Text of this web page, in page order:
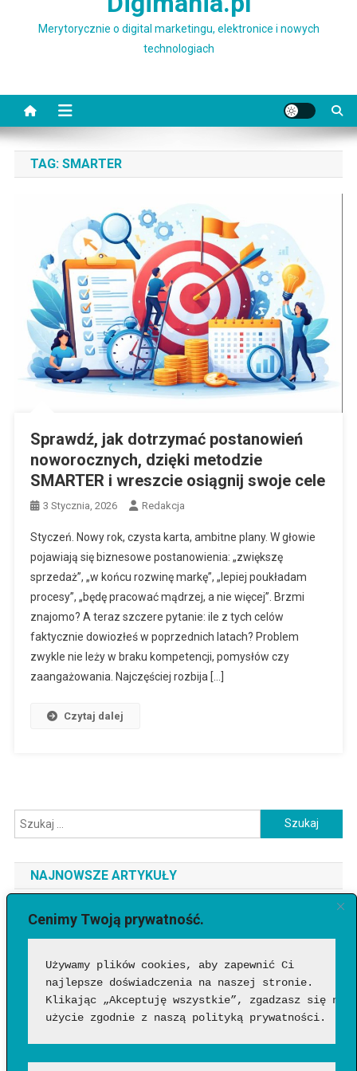
Cenimy Twoją prywatność.
Używamy plików cookies, aby zapewnić Ci
najlepsze doświadczenia na naszej stronie.
Klikając „Akceptuję wszystkie”, zgadzasz się
użycie zgodnie z naszą polityką prywatności.
Merytorycznie o digital marketingu, elektronice i nowych
technologiach
TAG: SMARTER
Sprawdź, jak dotrzymać postanowień
noworocznych, dzięki metodzie
SMARTER i wreszcie osiągnij swoje cele
3 Stycznia, 2026 Redakcja
Styczeń. Nowy rok, czysta karta, ambitne plany. W głowie
pojawiają się biznesowe postanowienia: „zwiększę
sprzedaż”, „w końcu rozwinę markę”, „lepiej poukładam
procesy”, „będę pracować mądrzej, a nie więcej”. Brzmi
znajomo? A teraz szczere pytanie: ile z tych celów
faktycznie dowiozłeś w poprzednich latach? Problem
zwykle nie leży w braku kompetencji, pomysłów czy
zaangażowania. Najczęściej rozbija […]
Czytaj dalej
Szukaj:
NAJNOWSZE ARTYKUŁY
Jaki telefon do 3500 zł wybrać? Ranking najlepszych modeli
[2026]
Jak sprawdzić, czy wideo wygenerowała AI?
Google Flow Music – co to takiego, jak działa i czy warto?
Funkcje, możliwości i pierwsze wrażenia
Jakich zawodów nie zastąpi AI? Profesje, w których człowiek
nadal będzie niezastąpiony?